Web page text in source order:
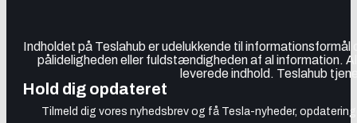
Indholdet på Teslahub er udelukkende til
pålideligheden eller fuldstændigheden af al information.
leverede indhold. Teslahub
Hold dig opdateret
Tilmeld dig vores nyhedsbrev og få Tesla-nyheder,